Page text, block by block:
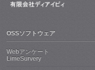
OSSソフトウェア
Webアンケート
LimeSurvery